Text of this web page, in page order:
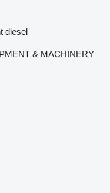
diesel
& MACHINERY